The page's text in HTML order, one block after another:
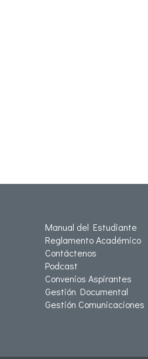
Manual del Estudiante
Reglamento Académico
Contáctenos
Podcast
Convenios Aspirantes
Gestión Documental
Gestión Comunicaciones